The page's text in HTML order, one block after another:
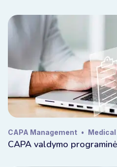
CAPA Management •
CAPA valdymo